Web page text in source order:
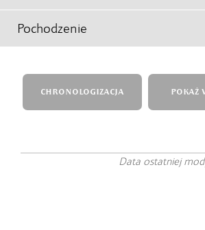
Pochodzenie
CHRONOLOGIZACJA POKAŻ
Data ostatniej